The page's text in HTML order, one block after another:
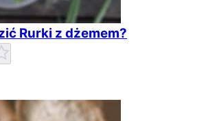
Rurki z dżemem?